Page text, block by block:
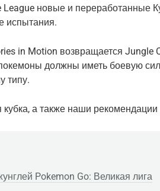
новые и переработанные
испытания.
in Motion возвращается Jungle
должны иметь боевую
типу.
а также наши рекомендации
Pokemon Go: Великая лига